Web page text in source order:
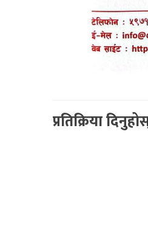
प्रतिक्रिया